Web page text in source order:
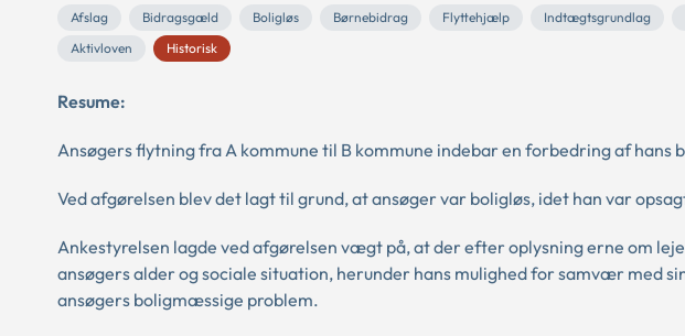
Afslag Bidragsgæld Boligløs Børnebidrag Flyttehjælp Indtægtsgrundlag
Aktivloven
Historisk
Resume:
Ansøgers flytning fra A kommune til B kommune indebar en forbedring af
Ved afgørelsen blev det lagt til grund, at ansøger var boligløs, idet han var
Ankestyrelsen lagde ved afgørelsen vægt på, at der efter oplysning erne om
ansøgers alder og sociale situation, herunder hans mulighed for samvær med
ansøgers boligmæssige problem.